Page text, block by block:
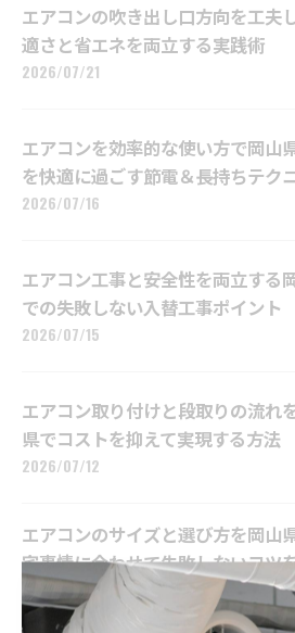
エアコンの吹き出し口方向を工夫
適さと省エネを両立する実践術
2026/07/21
エアコンを効率的な使い方で岡山
を快適に過ごす節電＆長持ちテク
2026/07/16
エアコン工事と安全性を両立する
での失敗しない入替工事ポイント
2026/07/15
エアコン取り付けと段取りの流れ
県でコストを抑えて実現する方法
2026/07/12
エアコンのサイズと選び方を岡山
宅事情に合わせて失敗しないコツ
解説
2026/07/07